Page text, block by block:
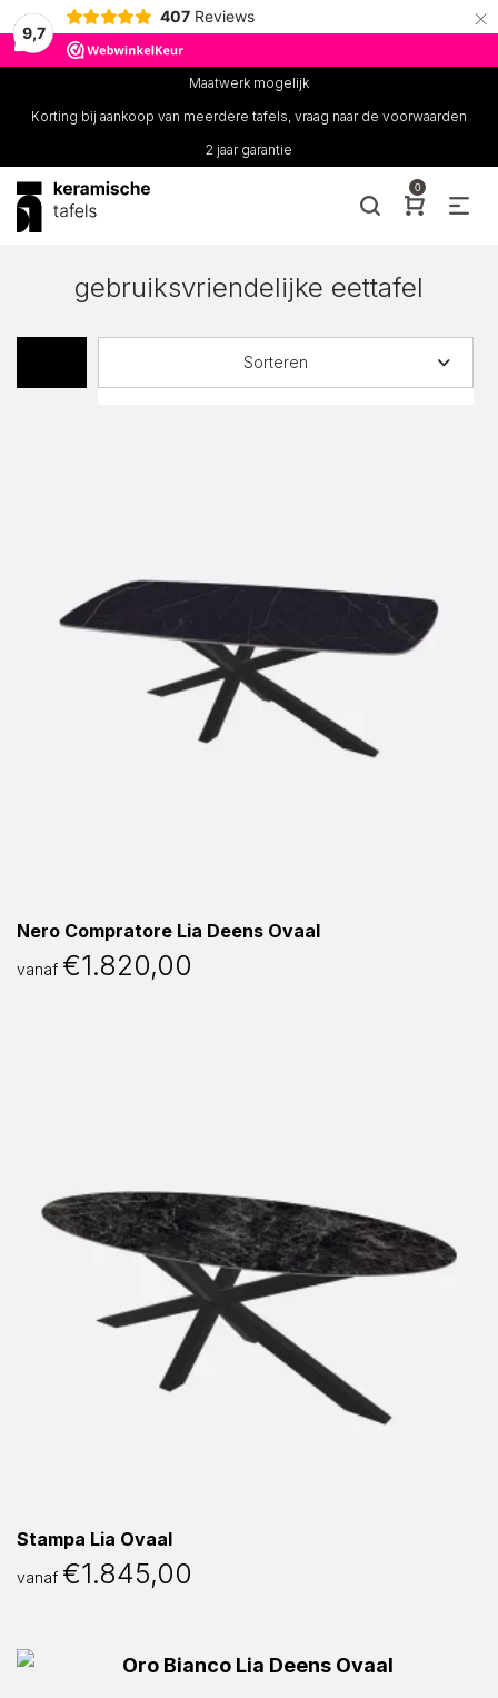
9,7
407 Reviews ×
Maatwerk mogelijk
Korting bij aankoop van meerdere tafels, vraag naar de voorwaarden
2 jaar garantie
0
gebruiksvriendelijke eettafel
Sorteren
Nero Compratore Lia Deens Ovaal
vanaf €1.820,00
Stampa Lia Ovaal
vanaf €1.845,00